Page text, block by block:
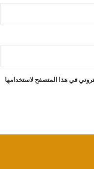
في هذا المتصفح لاستخدامها